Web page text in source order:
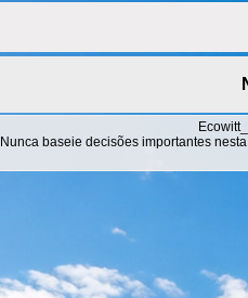
Nunca baseie decisões importantes